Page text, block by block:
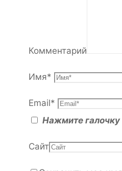
Комментарий
Имя*
Email*
Нажмите
Сайт